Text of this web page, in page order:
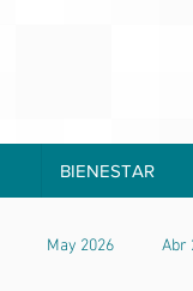
BIENESTAR
May 2026 Abr